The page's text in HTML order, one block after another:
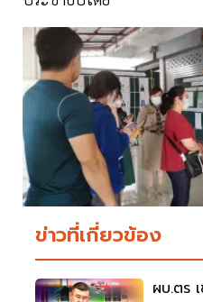
ข่าวที่เกี่ยวข้อง
ผบ.ตร